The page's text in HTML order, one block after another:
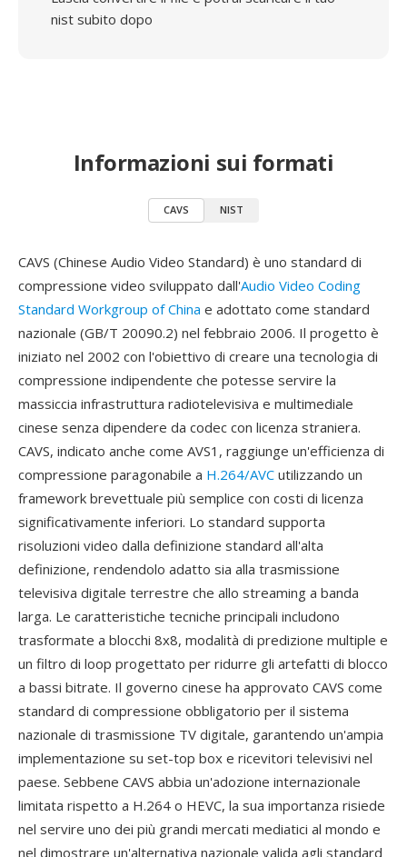
nist subito dopo
Informazioni sui formati
CAVS NIST
CAVS (Chinese Audio Video Standard) è uno standard di
compressione video sviluppato dall'Audio Video Coding
Standard Workgroup of China e adottato come standard
nazionale (GB/T 20090.2) nel febbraio 2006. Il progetto è
iniziato nel 2002 con l'obiettivo di creare una tecnologia di
compressione indipendente che potesse servire la
massiccia infrastruttura radiotelevisiva e multimediale
cinese senza dipendere da codec con licenza straniera.
CAVS, indicato anche come AVS1, raggiunge un'efficienza di
compressione paragonabile a H.264/AVC utilizzando un
framework brevettuale più semplice con costi di licenza
significativamente inferiori. Lo standard supporta
risoluzioni video dalla definizione standard all'alta
definizione, rendendolo adatto sia alla trasmissione
televisiva digitale terrestre che allo streaming a banda
larga. Le caratteristiche tecniche principali includono
trasformate a blocchi 8x8, modalità di predizione multiple e
un filtro di loop progettato per ridurre gli artefatti di blocco
a bassi bitrate. Il governo cinese ha approvato CAVS come
standard di compressione obbligatorio per il sistema
nazionale di trasmissione TV digitale, garantendo un'ampia
implementazione su set-top box e ricevitori televisivi nel
paese. Sebbene CAVS abbia un'adozione internazionale
limitata rispetto a H.264 o HEVC, la sua importanza risiede
nel servire uno dei più grandi mercati mediatici al mondo e
nel dimostrare un'alternativa nazionale valida agli standard